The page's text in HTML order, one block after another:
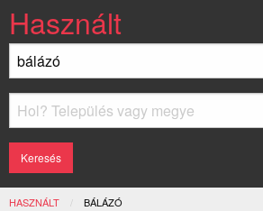
Használt
HASZNÁLT JELENLEGI:
BÁLÁZÓ